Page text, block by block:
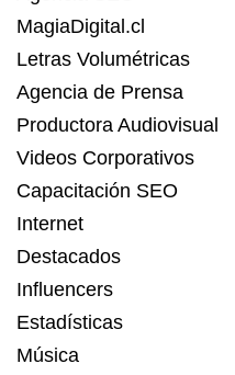
MagiaDigital.cl
Letras Volumétricas
Agencia de Prensa
Productora Audiovisual
Videos Corporativos
Capacitación SEO
Internet
Destacados
Influencers
Estadísticas
Música